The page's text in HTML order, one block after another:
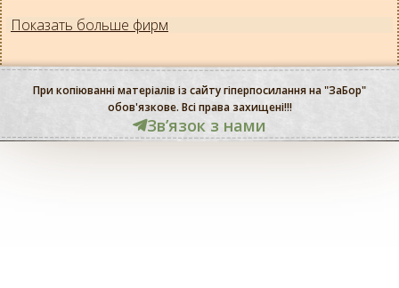
Показать больше фирм
При копіюванні матеріалів із сайту гіперпосилання на "ЗаБор"
обов'язкове. Всі права захищені!!!
Звʼязок з нами